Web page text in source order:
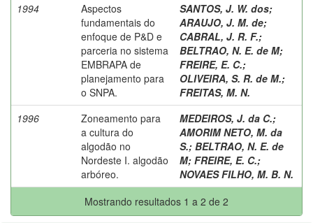
1994
Aspectos
fundamentais do
enfoque de P&D e
parceria no sistema
EMBRAPA de
planejamento para
o SNPA.
SANTOS, J. W. dos;
ARAUJO, J. M. de;
CABRAL, J. R. F.;
BELTRAO, N. E. de M;
FREIRE, E. C.;
OLIVEIRA, S. R. de M.;
FREITAS, M. N.
1996
Zoneamento para
a cultura do
algodão no
Nordeste I. algodão
arbóreo.
MEDEIROS, J. da C.;
AMORIM NETO, M. da
S.; BELTRAO, N. E. de
M; FREIRE, E. C.;
NOVAES FILHO, M. B. N.
Mostrando resultados 1 a 2 de 2